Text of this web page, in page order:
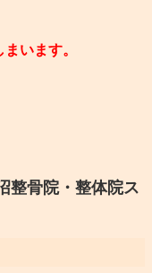
います。
整骨院・整体院ス